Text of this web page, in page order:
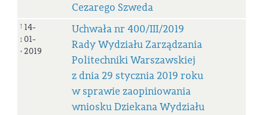
Cezarego Szweda
Uchwała
nr
400/III/2019
14-
01-
2019
Uchwała nr 400/III/2019
Rady Wydziału Zarządzania
Politechniki Warszawskiej
z dnia 29 stycznia 2019 roku
w sprawie zaopiniowania
wniosku Dziekana Wydziału